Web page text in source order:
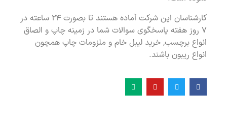
کارشناسان این شرکت آماده هستند تا بصورت ۲۴ ساعته در
۷ روز هفته پاسخگوی سوالات شما در زمینه چاپ و الصاق
انواع برچسب, خرید لیبل خام و ملزومات چاپ همچون
انواع ریبون باشند.